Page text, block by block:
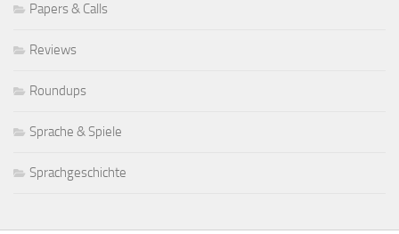
Papers & Calls
Reviews
Roundups
Sprache & Spiele
Sprachgeschichte